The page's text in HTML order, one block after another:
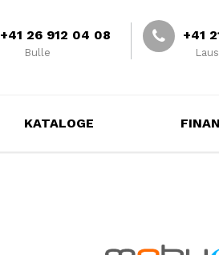
+41 26 912 04 08
Bulle
+41
KATALOGE